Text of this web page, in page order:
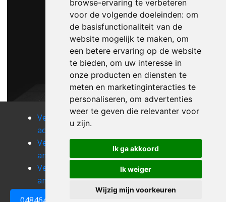
browse-ervaring te verbeteren
voor de volgende doeleinden: om
de basisfunctionaliteit van de
website mogelijk te maken, om
een betere ervaring op de website
te bieden, om uw interesse in
onze producten en diensten te
meten en marketinginteracties te
personaliseren, om advertenties
weer te geven die relevanter voor
u zijn.
Ik ga akkoord
Ik weiger
Wijzig mijn voorkeuren
0484648161
Verhuizen
acosse
Verhuizen
Verhuizen
Verhuizen
amay
Verhuizen
ambresin
Verhuizen
amel
Verhuizen
ampsin
Verhuizen
andrimont
Verhuizen
angleur